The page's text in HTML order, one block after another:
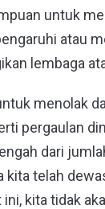
untuk
atau
lembaga
menolak
pergaulan
dari
kita telah
ini, kita tidak